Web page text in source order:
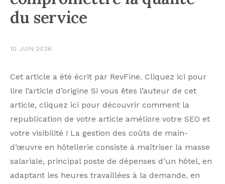
du service
10 JUIN 2026
Cet article a été écrit par RevFine. Cliquez ici pour
lire l’article d’origine Si vous êtes l’auteur de cet
article, cliquez ici pour découvrir comment la
republication de votre article améliore votre SEO et
votre visibilité ! La gestion des coûts de main-
d’œuvre en hôtellerie consiste à maîtriser la masse
salariale, principal poste de dépenses d’un hôtel, en
adaptant les heures travaillées à la demande, en